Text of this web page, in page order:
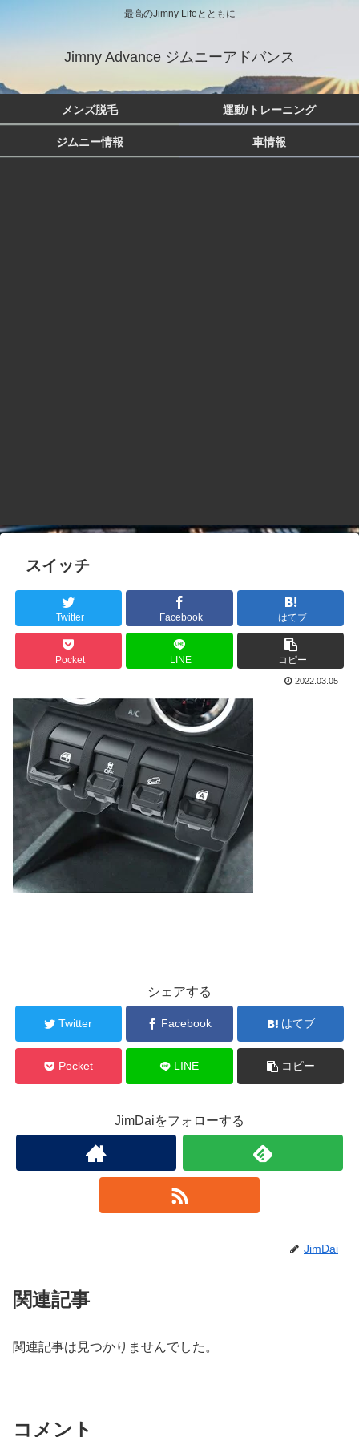
最高のJimny Lifeとともに
Jimny Advance ジムニーアドバンス
メンズ脱毛 運動/トレーニング
ジムニー情報 車情報
スイッチ
Twitter Facebook はてブ
Pocket LINE コピー
2022.03.05
シェアする
Twitter Facebook はてブ
Pocket LINE コピー
JimDaiをフォローする
JimDai
関連記事
関連記事は見つかりませんでした。
コメント